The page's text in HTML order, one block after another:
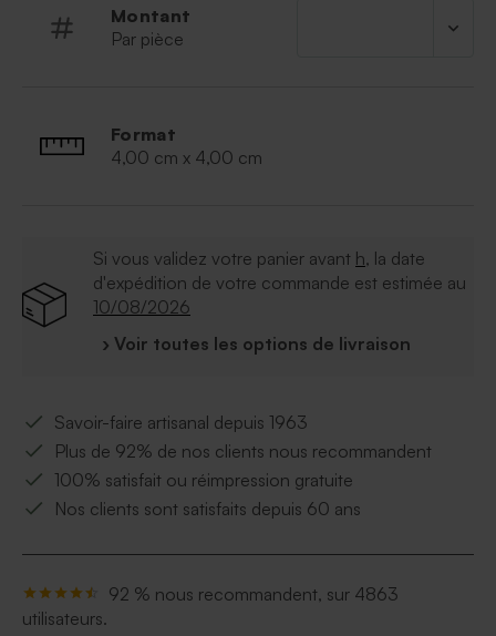
Montant
Par pièce
Format
4,00 cm x 4,00 cm
Si vous validez votre panier avant h, la date
d'expédition de votre commande est estimée au
10/08/2026
› Voir toutes les options de livraison
Savoir-faire artisanal depuis 1963
Plus de 92% de nos clients nous recommandent
100% satisfait ou réimpression gratuite
Nos clients sont satisfaits depuis 60 ans
92 % nous recommandent, sur 4863
utilisateurs.